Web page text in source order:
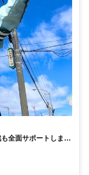
全面サポートします